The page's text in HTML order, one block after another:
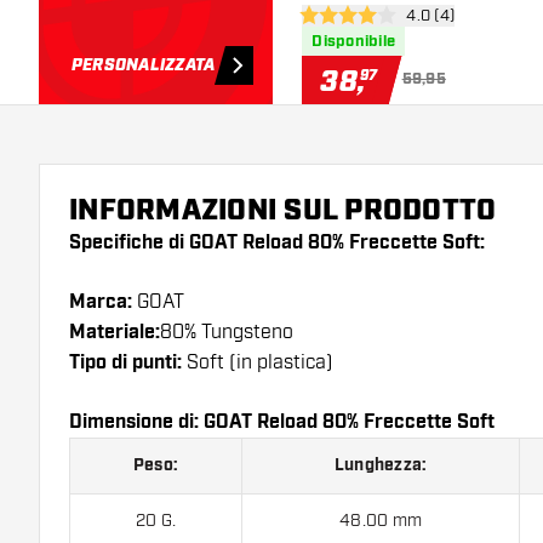
PERSONALIZZATA
apri pannello
4 stelle di valutazione
4.0 (4)
Disponibile
38,97 59,95
INFORMAZIONI SUL PRODOTTO
Specifiche di GOAT Reload 80% Freccette Soft:
Marca: GOAT
Materiale:80% Tungsteno
Tipo di punti: Soft (in plastica)
Dimensione di: GOAT Reload 80% Freccette Soft
Peso: Lunghezza:
20 G. 48.00 mm